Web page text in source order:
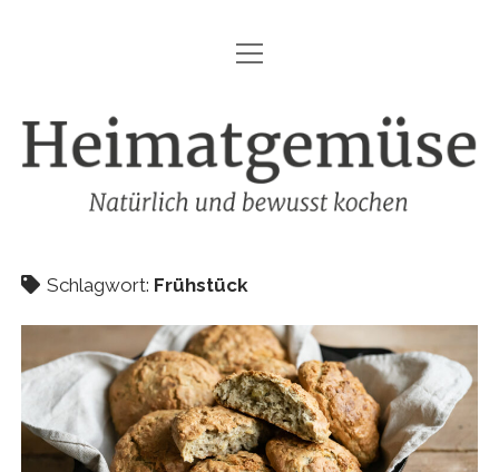
HEIMATGEMÜSE
DAS KOCHBUCH
FOODFOTOGRAFIE
REZEPTE
IMPRESSUM
DATENSCHUTZ
Menü
öffnen
Heimatgemüse
Schlagwort: Frühstück